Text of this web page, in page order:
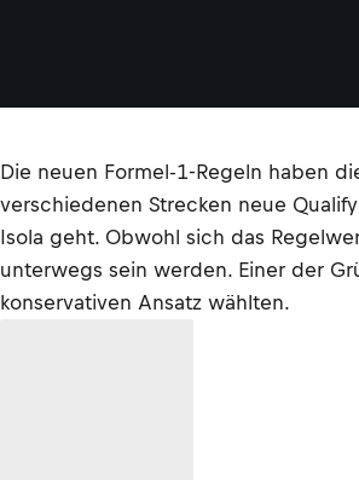
Die neuen Formel-1-Regeln haben
verschiedenen Strecken neue
Isola geht. Obwohl sich das
unterwegs sein werden. Einer der
konservativen Ansatz wählten.